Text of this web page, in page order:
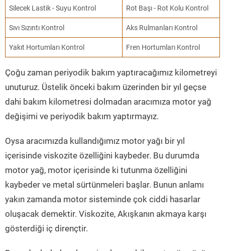
Silecek Lastik - Suyu Kontrol Rot Başı - Rot Kolu Kontrol
Sıvı Sızıntı Kontrol Aks Rulmanları Kontrol
Yakıt Hortumları Kontrol Fren Hortumları Kontrol
Çoğu zaman periyodik bakım yaptıracağımız kilometreyi
unuturuz. Üstelik önceki bakım üzerinden bir yıl geçse
dahi bakım kilometresi dolmadan aracımıza motor yağ
değişimi ve periyodik bakım yaptırmayız.
Oysa aracımızda kullandığımız motor yağı bir yıl
içerisinde viskozite özelliğini kaybeder. Bu durumda
motor yağ, motor içerisinde ki tutunma özelliğini
kaybeder ve metal sürtünmeleri başlar. Bunun anlamı
yakın zamanda motor sisteminde çok ciddi hasarlar
oluşacak demektir. Viskozite, Akışkanın akmaya karşı
gösterdiği iç dirençtir.